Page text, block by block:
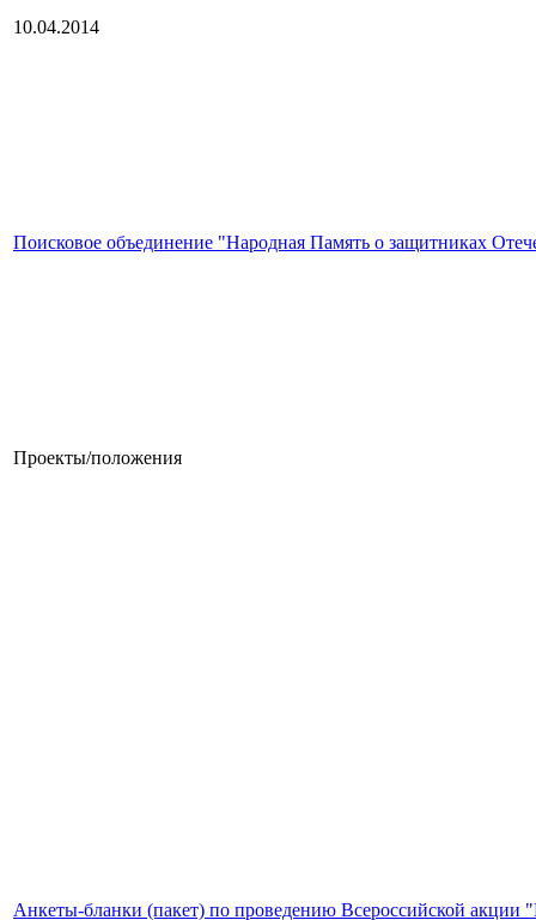
10.04.2014
Поисковое объединение "Народная Память о защитниках
Проекты/положения
Анкеты-бланки (пакет) по проведению Всероссийской